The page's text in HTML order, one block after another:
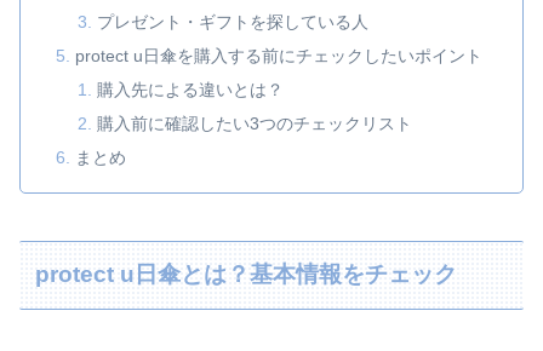
プレゼント・ギフトを探している人
protect u日傘を購入する前にチェックしたいポイント
購入先による違いとは？
購入前に確認したい3つのチェックリスト
まとめ
protect u日傘とは？基本情報をチェック